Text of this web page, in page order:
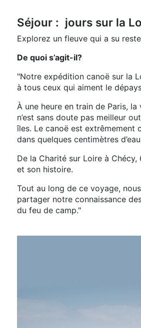
Séjour : jours sur la
Explorez un fleuve qui a su
De quoi s’agit-il?
"Notre expédition canoë sur la
à tous ceux qui aiment le
À une heure en train de Paris,
n’est sans doute pas meilleur
îles. Le canoë est extrêmement
dans quelques centimètres
De la Charité sur Loire à
et son histoire.
Tout au long de ce voyage,
partager notre connaissance
du feu de camp."